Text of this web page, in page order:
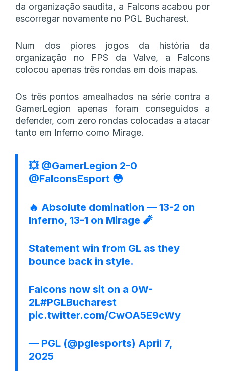
da organização saudita, a Falcons acabou por
escorregar novamente no PGL Bucharest.
Num dos piores jogos da história da
organização no FPS da Valve, a Falcons
colocou apenas três rondas em dois mapas.
Os três pontos amealhados na série contra a
GamerLegion apenas foram conseguidos a
defender, com zero rondas colocadas a atacar
tanto em Inferno como Mirage.
💥 @GamerLegion 2-0
@FalconsEsport 😳
🔥 Absolute domination — 13-2 on
Inferno, 13-1 on Mirage 🧨
Statement win from GL as they
bounce back in style.
Falcons now sit on a 0W-
2L#PGLBucharest
pic.twitter.com/CwOA5E9cWy
— PGL (@pglesports) April 7,
2025